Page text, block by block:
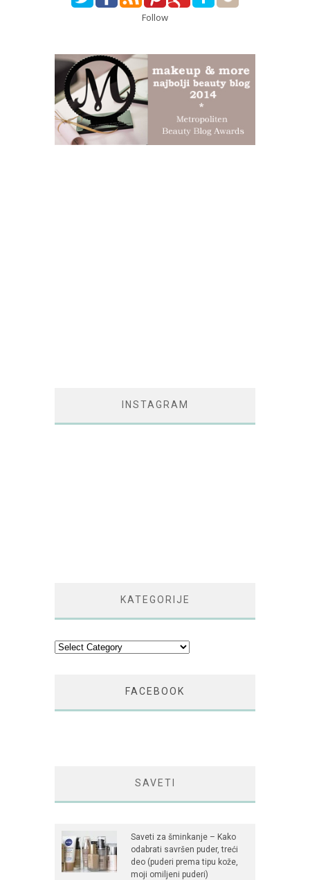
Follow
INSTAGRAM
KATEGORIJE
Kategorije
FACEBOOK
SAVETI
Saveti za šminkanje – Kako
odabrati savršen puder, treći
deo (puderi prema tipu kože,
moji omiljeni puderi)